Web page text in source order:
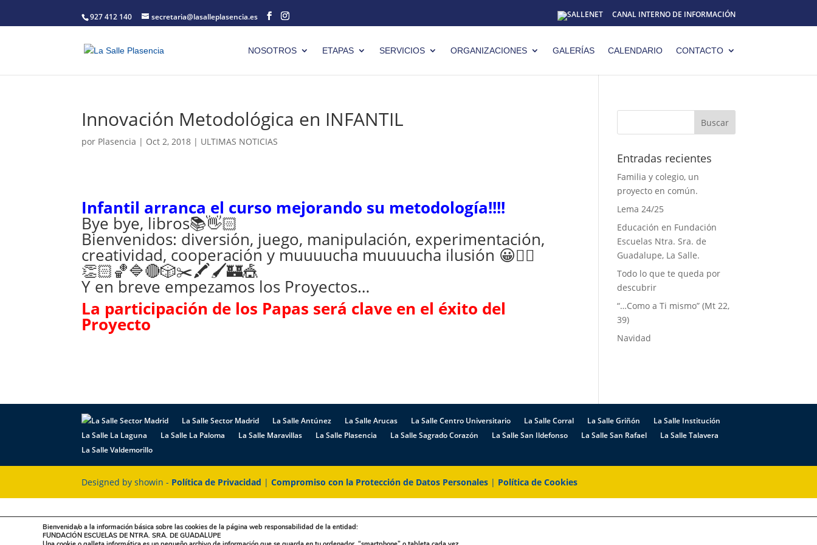
927 412 140 secretaria@lasalleplasencia.es CANAL INTERNO DE INFORMACIÓN
NOSOTROS ETAPAS SERVICIOS ORGANIZACIONES GALERÍAS CALENDARIO CONTACTO
Innovación Metodológica en INFANTIL
por Plasencia | Oct 2, 2018 | ULTIMAS NOTICIAS
Infantil arranca el curso mejorando su metodología!!!!
Bye bye, libros📚👋🏻
Bienvenidos: diversión, juego, manipulación, experimentación,
creatividad, cooperación y muuuucha muuuucha ilusión 😀👍🏻
👏🏻🏀🔷🔴🎲✂️🖍️🖌️🏰🎪
Y en breve empezamos los Proyectos…
La participación de los Papas será clave en el éxito del
Proyecto
Entradas recientes
Familia y colegio, un
proyecto en común.
Lema 24/25
Educación en Fundación
Escuelas Ntra. Sra. de
Guadalupe, La Salle.
Todo lo que te queda por
descubrir
“…Como a Ti mismo” (Mt 22,
39)
Navidad
La Salle Sector Madrid La Salle Antúnez La Salle Arucas La Salle Centro Universitario La Salle Corral La Salle Griñón
La Salle Institución
La Salle La Laguna
La Salle La Paloma La Salle Maravillas La Salle Plasencia La Salle Sagrado Corazón La Salle San Ildefonso La Salle San Rafael
La Salle Talavera
La Salle Valdemorillo
Designed by showin - Política de Privacidad |Compromiso con la Protección de Datos Personales | Política de Cookies
Bienvenida/o a la información básica sobre las cookies de la página web responsabilidad de la entidad:
FUNDACIÓN ESCUELAS DE NTRA. SRA. DE GUADALUPE